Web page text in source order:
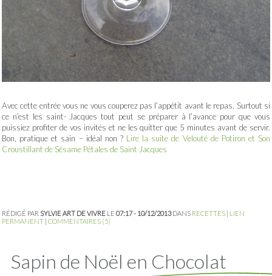
Avec cette entrée vous ne vous couperez pas l’appétit avant le repas. Surtout si
ce n’est les saint- Jacques tout peut se préparer à l’avance pour que vous
puissiez profiter de vos invités et ne les quitter que 5 minutes avant de servir.
Bon, pratique et sain – idéal non ? Lire la suite de Velouté de Potiron et Son
Croustillant de Sésame Pétales de Saint Jacques
RÉDIGÉ PAR SYLVIE ART DE VIVRE LE 07:17 - 10/12/2013DANS RECETTES | LIEN
PERMANENT | COMMENTAIRES (5)
Sapin de Noël en Chocolat